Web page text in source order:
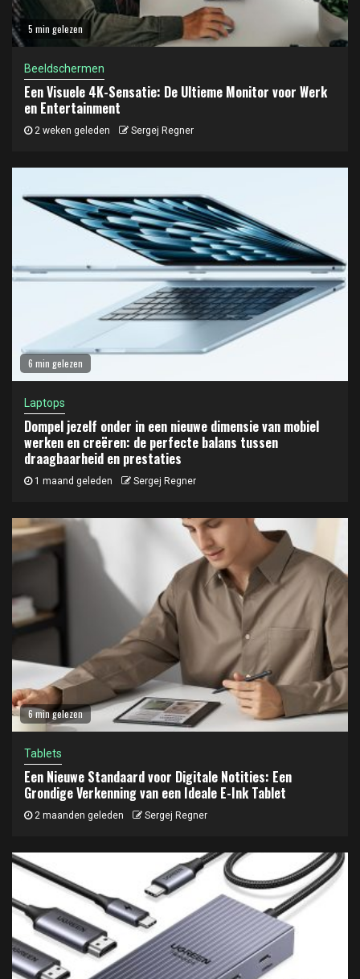
5 min gelezen
Beeldschermen
Een Visuele 4K-Sensatie: De Ultieme Monitor voor Werk
en Entertainment
2 weken geleden Sergej Regner
6 min gelezen
Laptops
Dompel jezelf onder in een nieuwe dimensie van mobiel
werken en creëren: de perfecte balans tussen
draagbaarheid en prestaties
1 maand geleden Sergej Regner
6 min gelezen
Tablets
Een Nieuwe Standaard voor Digitale Notities: Een
Grondige Verkenning van een Ideale E-Ink Tablet
2 maanden geleden Sergej Regner